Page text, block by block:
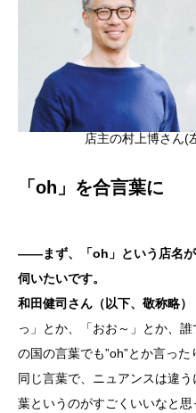
店主の村上博さん(
「oh」を合言葉に
――まず、「oh」という店名が
伺いたいです。
和田健司さん（以下、敬称略
っ」とか、「おお～」とか、
の国の言葉でも”oh”とか言っ
同じ言葉で、ニュアンスは違
葉というのがすごくいいなと